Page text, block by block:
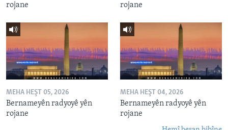
rojane
rojane
MEHA HEŞT 05, 2026
Bernameyên radyoyê yên
rojane
MEHA HEŞT 04, 2026
Bernameyên radyoyê yên
rojane